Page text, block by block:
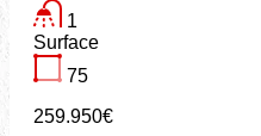
1
Surface
75
259.950€